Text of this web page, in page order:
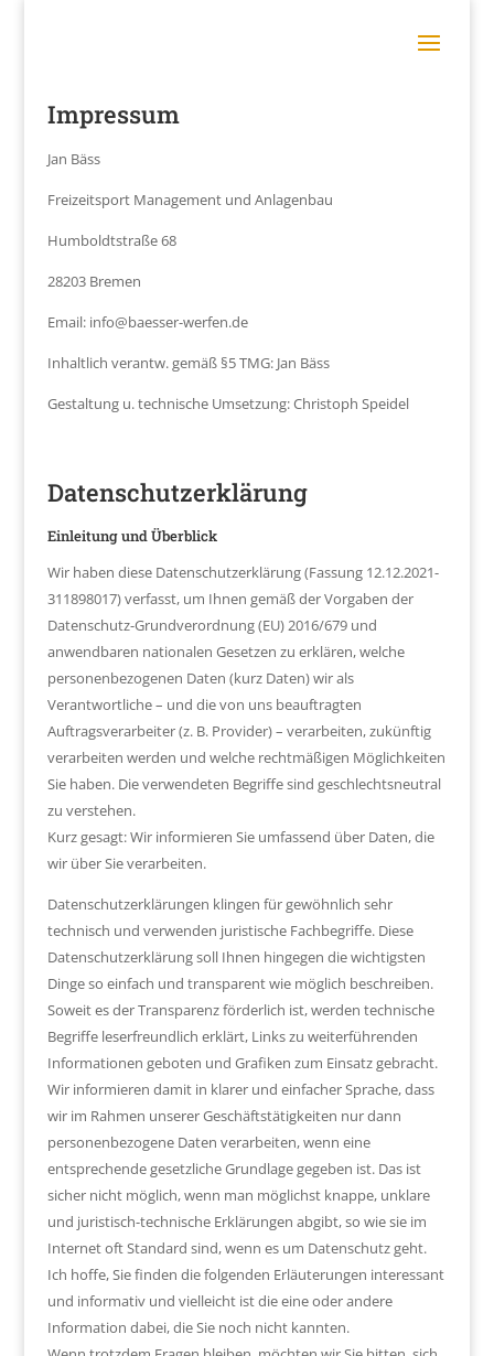
Impressum
Jan Bäss
Freizeitsport Management und Anlagenbau
Humboldtstraße 68
28203 Bremen
Email: info@baesser-werfen.de
Inhaltlich verantw. gemäß §5 TMG: Jan Bäss
Gestaltung u. technische Umsetzung: Christoph Speidel
Datenschutzerklärung
Einleitung und Überblick
Wir haben diese Datenschutzerklärung (Fassung 12.12.2021-
311898017) verfasst, um Ihnen gemäß der Vorgaben der
Datenschutz-Grundverordnung (EU) 2016/679 und
anwendbaren nationalen Gesetzen zu erklären, welche
personenbezogenen Daten (kurz Daten) wir als
Verantwortliche – und die von uns beauftragten
Auftragsverarbeiter (z. B. Provider) – verarbeiten, zukünftig
verarbeiten werden und welche rechtmäßigen Möglichkeiten
Sie haben. Die verwendeten Begriffe sind geschlechtsneutral
zu verstehen.
Kurz gesagt: Wir informieren Sie umfassend über Daten, die
wir über Sie verarbeiten.
Datenschutzerklärungen klingen für gewöhnlich sehr
technisch und verwenden juristische Fachbegriffe. Diese
Datenschutzerklärung soll Ihnen hingegen die wichtigsten
Dinge so einfach und transparent wie möglich beschreiben.
Soweit es der Transparenz förderlich ist, werden technische
Begriffe leserfreundlich erklärt, Links zu weiterführenden
Informationen geboten und Grafiken zum Einsatz gebracht.
Wir informieren damit in klarer und einfacher Sprache, dass
wir im Rahmen unserer Geschäftstätigkeiten nur dann
personenbezogene Daten verarbeiten, wenn eine
entsprechende gesetzliche Grundlage gegeben ist. Das ist
sicher nicht möglich, wenn man möglichst knappe, unklare
und juristisch-technische Erklärungen abgibt, so wie sie im
Internet oft Standard sind, wenn es um Datenschutz geht.
Ich hoffe, Sie finden die folgenden Erläuterungen interessant
und informativ und vielleicht ist die eine oder andere
Information dabei, die Sie noch nicht kannten.